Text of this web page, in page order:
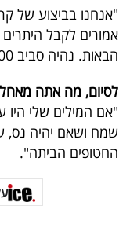
הבאות. נהיה סביב 7,000 יחידות בביצוע".
לסיום, מה אתה
"אם המילים שלי היו
שמח ושאם יהיה נס,
החטופים הביתה".